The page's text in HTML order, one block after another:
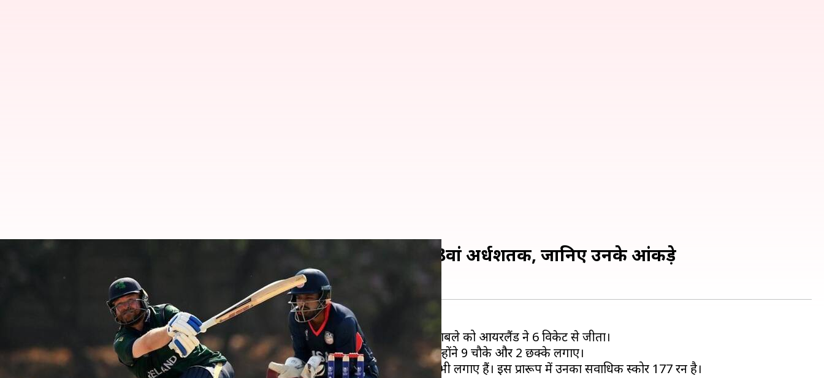
USA बनाम आयरलैंड: पॉल स्टर्लिंग ने लगाया वनडे करियर का 28वां अर्धशतक, जानिए उनके आंकड़े
07:52 pm
विश्वकप क्वालीफायर्स 2023 मेंUSA क्रिकेट टीमऔर आयरलैंड क्रिकेट टीम
के बीच खेले गए मुकाबले को आयरलैंड ने 6 विकेट से जीता।
सलामी बल्लेबाज पॉल स्टर्लिंग ने 45 गेंदों पर 128.89 की स्ट्राइक रेट से 58 रन बनाए। इस दौरान उन्होंने 9 चौके और 2 छक्के लगाए।